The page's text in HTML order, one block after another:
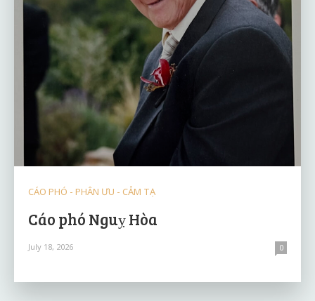
CÁO PHÓ - PHÂN ƯU - CẢM TẠ
Cáo phó Nguỵ Hòa
July 18, 2026 0